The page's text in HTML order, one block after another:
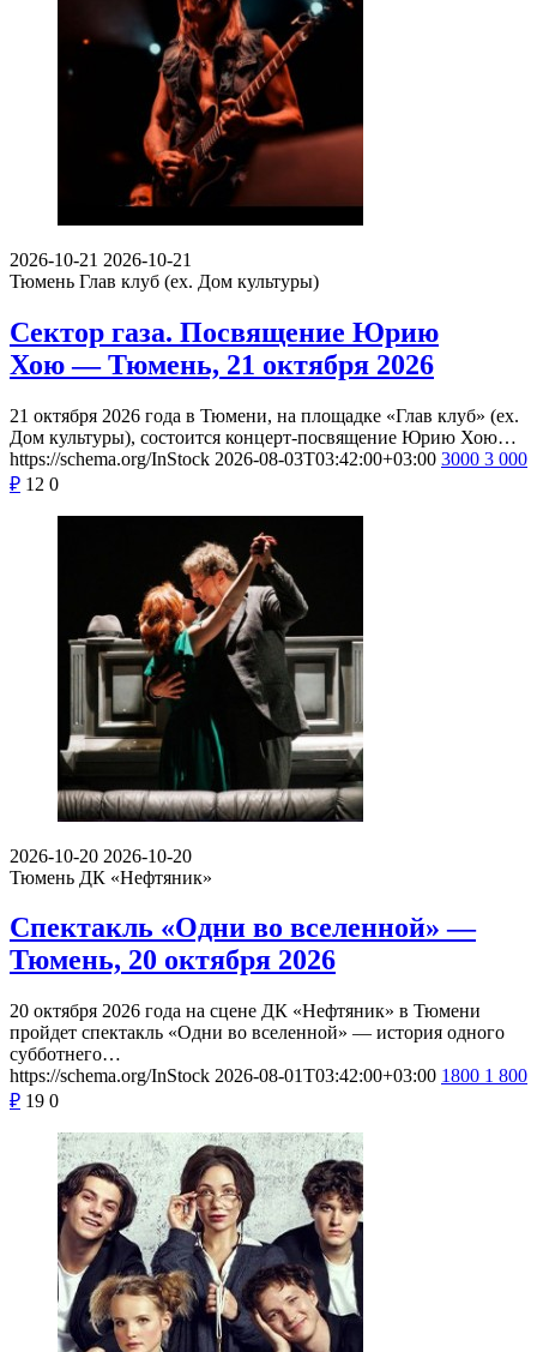
2026-10-21 2026-10-21
Тюмень Глав клуб (ex. Дом культуры)
Сектор газа. Посвящение Юрию
Хою — Тюмень, 21 октября 2026
21 октября 2026 года в Тюмени, на площадке «Глав клуб» (ex.
Дом культуры), состоится концерт-посвящение Юрию Хою…
https://schema.org/InStock 2026-08-03T03:42:00+03:00 3000 3 000
₽ 12 0
2026-10-20 2026-10-20
Тюмень ДК «Нефтяник»
Спектакль «Одни во вселенной» —
Тюмень, 20 октября 2026
20 октября 2026 года на сцене ДК «Нефтяник» в Тюмени
пройдет спектакль «Одни во вселенной» — история одного
субботнего…
https://schema.org/InStock 2026-08-01T03:42:00+03:00 1800 1 800
₽ 19 0